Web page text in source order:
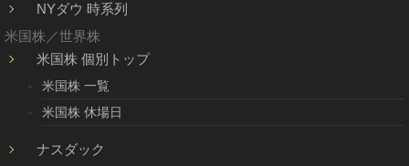
NYダウ 時系列
米国株／世界株
米国株 個別トップ
米国株 一覧
米国株 休場日
ナスダック